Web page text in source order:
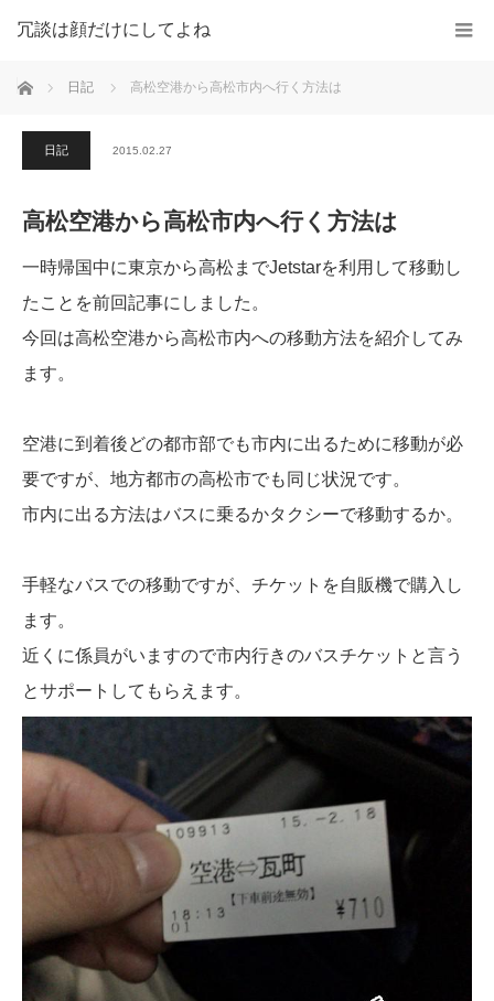
冗談は顔だけにしてよね
ホーム 日記 高松空港から高松市内へ行く方法は
日記 2015.02.27
高松空港から高松市内へ行く方法は
一時帰国中に東京から高松までJetstarを利用して移動し
たことを前回記事にしました。
今回は高松空港から高松市内への移動方法を紹介してみ
ます。
空港に到着後どの都市部でも市内に出るために移動が必
要ですが、地方都市の高松市でも同じ状況です。
市内に出る方法はバスに乗るかタクシーで移動するか。
手軽なバスでの移動ですが、チケットを自販機で購入し
ます。
近くに係員がいますので市内行きのバスチケットと言う
とサポートしてもらえます。